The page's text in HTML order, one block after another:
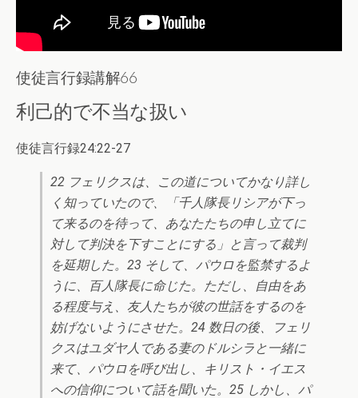
使徒言行録講解66
利己的で不当な扱い
使徒言行録24:22-27
22 フェリクスは、この道についてかなり詳し
く知っていたので、「千人隊長リシアが下っ
て来るのを待って、あなたたちの申し立てに
対して判決を下すことにする」と言って裁判
を延期した。23 そして、パウロを監禁するよ
うに、百人隊長に命じた。ただし、自由をあ
る程度与え、友人たちが彼の世話をするのを
妨げないようにさせた。24 数日の後、フェリ
クスはユダヤ人である妻のドルシラと一緒に
来て、パウロを呼び出し、キリスト・イエス
への信仰について話を聞いた。25 しかし、パ